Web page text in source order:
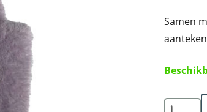
Samen
BOEKJE